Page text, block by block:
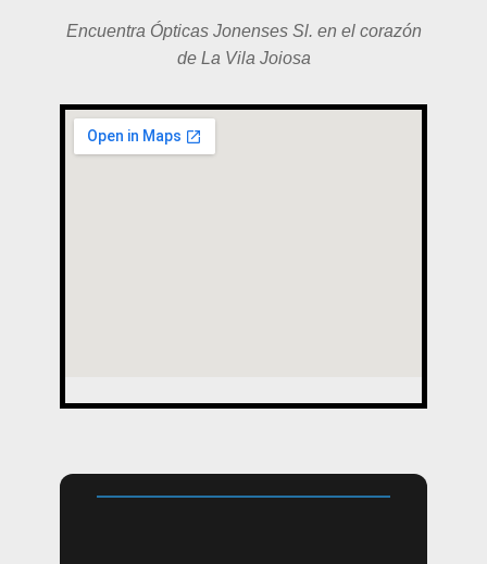
Encuentra Ópticas Jonenses Sl. en el corazón
de La Vila Joiosa